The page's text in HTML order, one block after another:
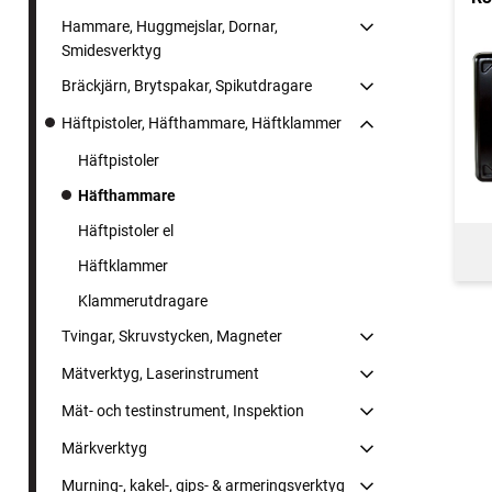
Hammare, Huggmejslar, Dornar,
Smidesverktyg
Bräckjärn, Brytspakar, Spikutdragare
Häftpistoler, Häfthammare, Häftklammer
Häftpistoler
Häfthammare
Häftpistoler el
Häftklammer
Klammerutdragare
Tvingar, Skruvstycken, Magneter
Mätverktyg, Laserinstrument
Mät- och testinstrument, Inspektion
Märkverktyg
Murning-, kakel-, gips- & armeringsverktyg